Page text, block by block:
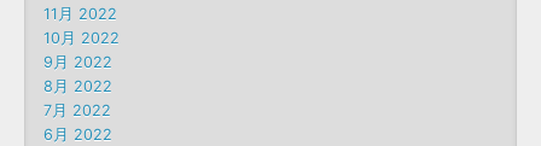
11月 2022
10月 2022
9月 2022
8月 2022
7月 2022
6月 2022